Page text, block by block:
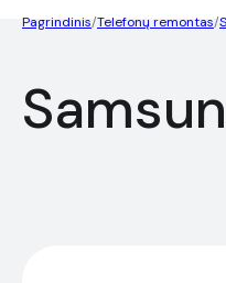
Pagrindinis/Telefonų remontas/